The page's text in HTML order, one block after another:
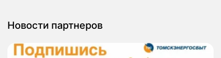
Новости партнеров